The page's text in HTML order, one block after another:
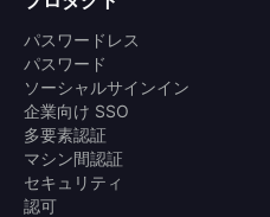
パスワードレス
パスワード
ソーシャルサインイン
企業向け SSO
多要素認証
マシン間認証
セキュリティ
認可